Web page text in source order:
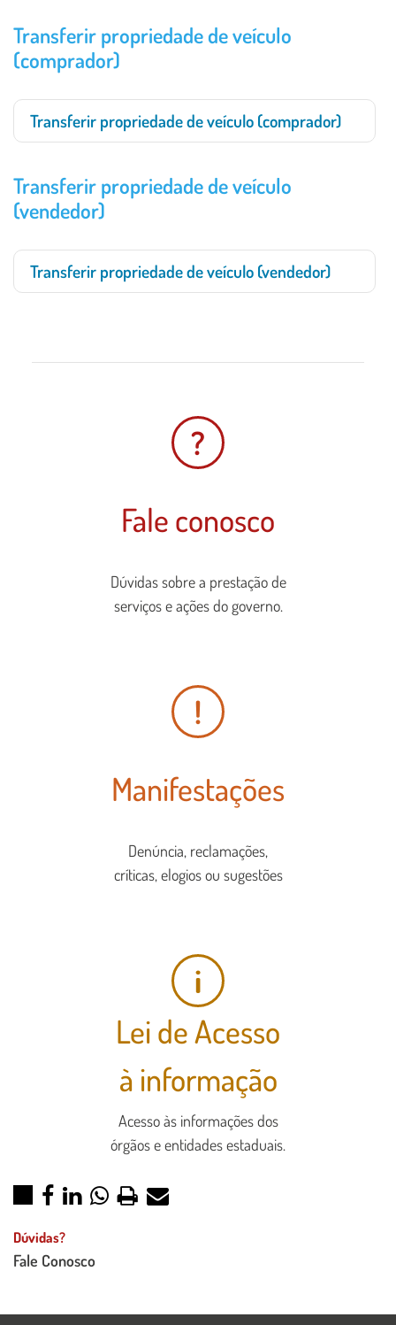
Transferir propriedade de veículo
(comprador)
Transferir propriedade de veículo (comprador)
Transferir propriedade de veículo
(vendedor)
Transferir propriedade de veículo (vendedor)
?
Fale conosco
Dúvidas sobre a prestação de
serviços e ações do governo.
!
Manifestações
Denúncia, reclamações,
críticas, elogios ou sugestões
i
Lei de Acesso
à informação
Acesso às informações dos
órgãos e entidades estaduais.
Dúvidas?
Fale Conosco